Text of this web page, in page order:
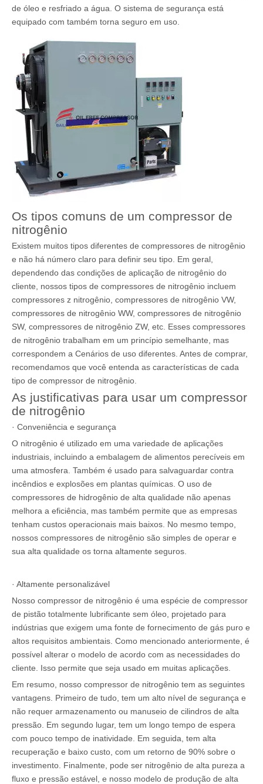
de óleo e resfriado a água. O sistema de segurança está
equipado com também torna seguro em uso.
Os tipos comuns de um compressor de
nitrogênio
Existem muitos tipos diferentes de compressores de nitrogênio
e não há número claro para definir seu tipo. Em geral,
dependendo das condições de aplicação de nitrogênio do
cliente, nossos tipos de compressores de nitrogênio incluem
compressores z nitrogênio, compressores de nitrogênio VW,
compressores de nitrogênio WW, compressores de nitrogênio
SW, compressores de nitrogênio ZW, etc. Esses compressores
de nitrogênio trabalham em um princípio semelhante, mas
correspondem a Cenários de uso diferentes. Antes de comprar,
recomendamos que você entenda as características de cada
tipo de compressor de nitrogênio.
As justificativas para usar um compressor
de nitrogênio
· Conveniência e segurança
O nitrogênio é utilizado em uma variedade de aplicações
industriais, incluindo a embalagem de alimentos perecíveis em
uma atmosfera. Também é usado para salvaguardar contra
incêndios e explosões em plantas químicas. O uso de
compressores de hidrogênio de alta qualidade não apenas
melhora a eficiência, mas também permite que as empresas
tenham custos operacionais mais baixos. No mesmo tempo,
nossos compressores de nitrogênio são simples de operar e
sua alta qualidade os torna altamente seguros.
· Altamente personalizável
Nosso compressor de nitrogênio é uma espécie de compressor
de pistão totalmente lubrificante sem óleo, projetado para
indústrias que exigem uma fonte de fornecimento de gás puro e
altos requisitos ambientais. Como mencionado anteriormente, é
possível alterar o modelo de acordo com as necessidades do
cliente. Isso permite que seja usado em muitas aplicações.
Em resumo, nosso compressor de nitrogênio tem as seguintes
vantagens. Primeiro de tudo, tem um alto nível de segurança e
não requer armazenamento ou manuseio de cilindros de alta
pressão. Em segundo lugar, tem um longo tempo de espera
com pouco tempo de inatividade. Em seguida, tem alta
recuperação e baixo custo, com um retorno de 90% sobre o
investimento. Finalmente, pode ser nitrogênio de alta pureza a
fluxo e pressão estável, e nosso modelo de produção de alta